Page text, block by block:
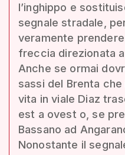
l’inghippo e
segnale stradale,
veramente
freccia direzionata
Anche se ormai
sassi del Brenta
vita in viale Diaz
est a ovest o, se
Bassano ad
Nonostante il